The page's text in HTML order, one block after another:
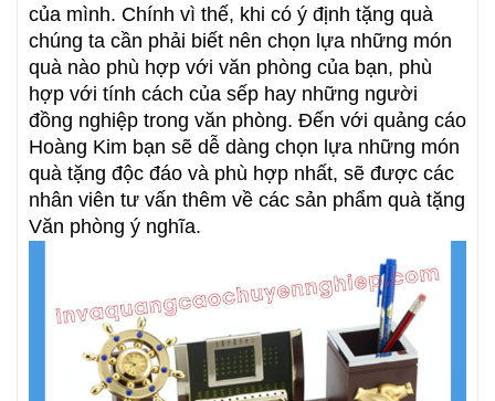
của mình. Chính vì thế, khi có ý định tặng quà
chúng ta cần phải biết nên chọn lựa những món
quà nào phù hợp với văn phòng của bạn, phù
hợp với tính cách của sếp hay những người
đồng nghiệp trong văn phòng. Đến với quảng cáo
Hoàng Kim bạn sẽ dễ dàng chọn lựa những món
quà tặng độc đáo và phù hợp nhất, sẽ được các
nhân viên tư vấn thêm về các sản phẩm quà tặng
Văn phòng ý nghĩa.